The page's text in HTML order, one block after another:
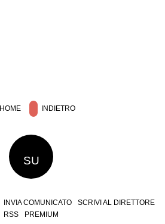
HOME INDIETRO
SU
INVIA COMUNICATO
SCRIVI AL DIRETTORE
RSS
PREMIUM